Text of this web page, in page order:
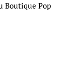
Boutique Pop